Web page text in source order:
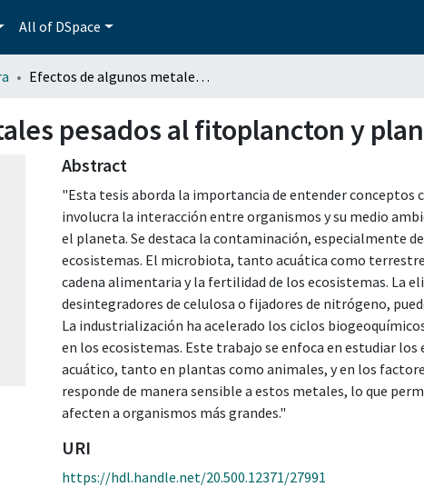
All of DSpace
Efectos de algunos metales pesados al fitoplancton y planaria
pesados al fitoplancton y
Abstract
"Esta tesis aborda la importancia de entender conceptos
involucra la interacción entre organismos y su medio
el planeta. Se destaca la contaminación, especialmente
ecosistemas. El microbiota, tanto acuática como
cadena alimentaria y la fertilidad de los ecosistemas. La
desintegradores de celulosa o fijadores de nitrógeno,
La industrialización ha acelerado los ciclos
en los ecosistemas. Este trabajo se enfoca en estudiar
acuático, tanto en plantas como animales, y en los
responde de manera sensible a estos metales, lo que
afecten a organismos más grandes."
URI
https://hdl.handle.net/20.500.12371/27991